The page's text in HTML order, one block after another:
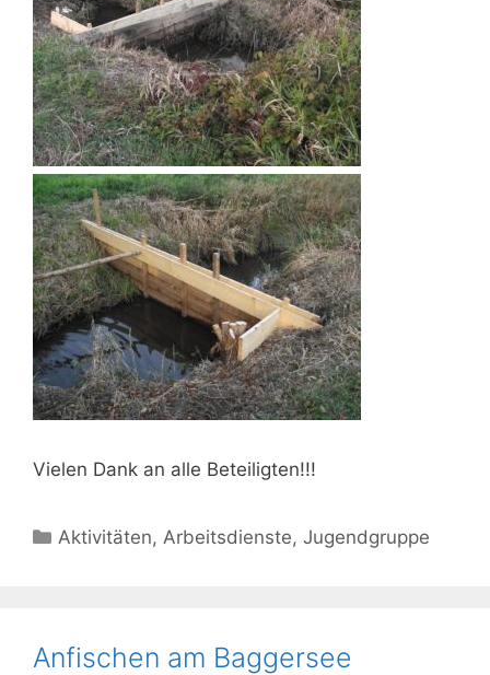
Vielen Dank an alle Beteiligten!!!
Kategorien
Aktivitäten, Arbeitsdienste,Jugendgruppe
Anfischen am Baggersee